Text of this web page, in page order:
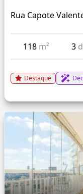
Rua Capote
118 m² 3
Destaque